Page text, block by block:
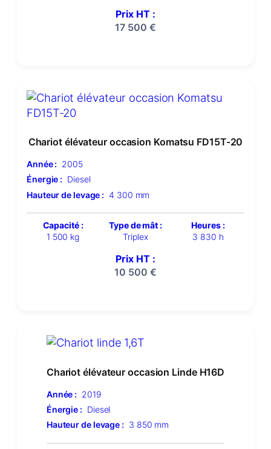
Prix HT :
17 500 €
Chariot élévateur occasion Komatsu FD15T-20
Année : 2005
Énergie : Diesel
Hauteur de levage : 4 300 mm
Capacité :
1 500 kg
Type de mât :
Triplex
Heures :
3 830 h
Prix HT :
10 500 €
Chariot élévateur occasion Linde H16D
Année : 2019
Énergie : Diesel
Hauteur de levage : 3 850 mm